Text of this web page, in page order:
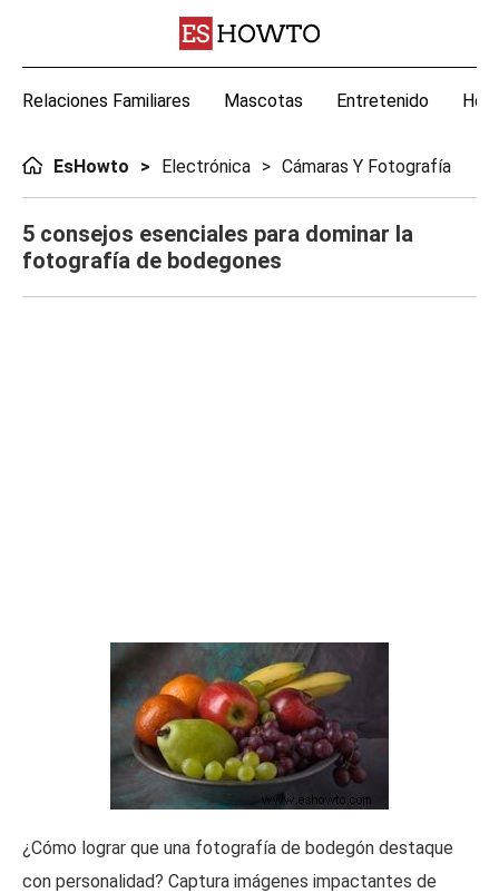
Relaciones Familiares Mascotas Entretenido
EsHowto Electrónica Cámaras Y Fotografía
5 consejos esenciales para dominar la
fotografía de bodegones
¿Cómo lograr que una fotografía de bodegón destaque
con personalidad? Captura imágenes impactantes de